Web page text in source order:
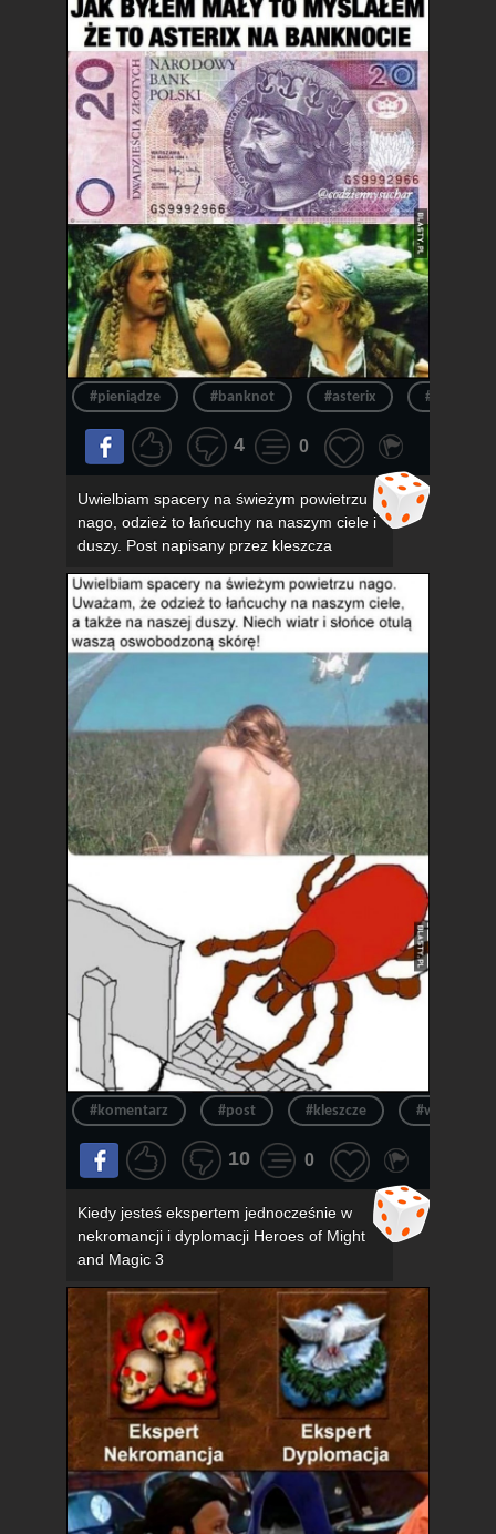
#pieniądze #banknot #asterix #pieniądz
4 0
Uwielbiam spacery na świeżym powietrzu
nago, odzież to łańcuchy na naszym ciele i
duszy. Post napisany przez kleszcza
#komentarz #post #kleszcze #wpis
10 0
Kiedy jesteś ekspertem jednocześnie w
nekromancji i dyplomacji Heroes of Might
and Magic 3